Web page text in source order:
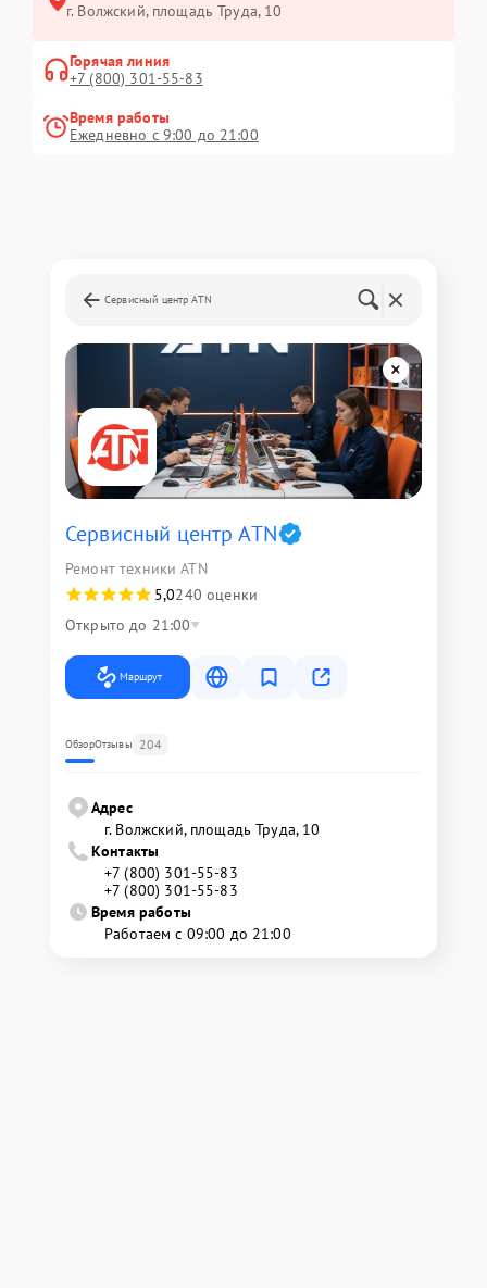
г. Волжский, площадь Труда, 10
Горячая линия
+7 (800) 301-55-83
Время работы
Ежедневно с 9:00 до 21:00
Сервисный центр ATN
Сервисный центр ATN
Ремонт техники ATN
5,0240 оценки
Открыто до 21:00
Маршрут
ОбзорОтзывы 204
Адрес
г. Волжский, площадь Труда, 10
Контакты
+7 (800) 301-55-83
+7 (800) 301-55-83
Время работы
Работаем с 09:00 до 21:00